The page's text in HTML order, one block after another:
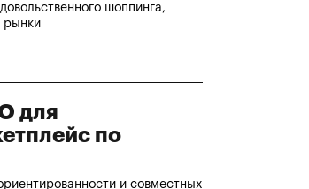
шоппинга,
рынки
для
по
и совместных